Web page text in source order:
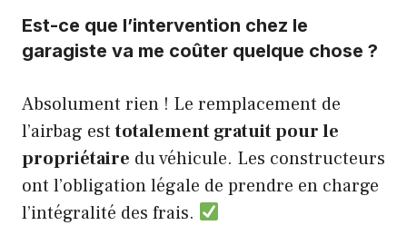
Est-ce que l’intervention chez le
garagiste va me coûter quelque chose ?
Absolument rien ! Le remplacement de
l’airbag esttotalement gratuit pour le
propriétaire du véhicule. Les constructeurs
ont l’obligation légale de prendre en charge
l’intégralité des frais.